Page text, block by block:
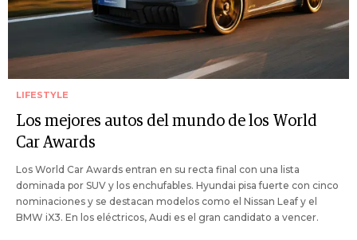
LIFESTYLE
Los mejores autos del mundo de los World
Car Awards
Los World Car Awards entran en su recta final con una lista
dominada por SUV y los enchufables. Hyundai pisa fuerte con cinco
nominaciones y se destacan modelos como el Nissan Leaf y el
BMW iX3. En los eléctricos, Audi es el gran candidato a vencer.